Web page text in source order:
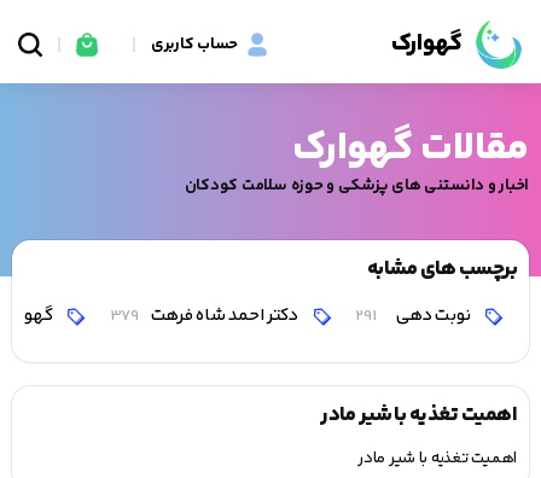
گهوارک حساب کاربری
مقالات گهوارک
اخبار و دانستنی های پزشکی و حوزه سلامت کودکان
برچسب های مشابه
نوبت دهی 291 دکتر احمد شاه فرهت 379 گهوارک
اهمیت تغذیه با شیر مادر
اهمیت تغذیه با شیر مادر